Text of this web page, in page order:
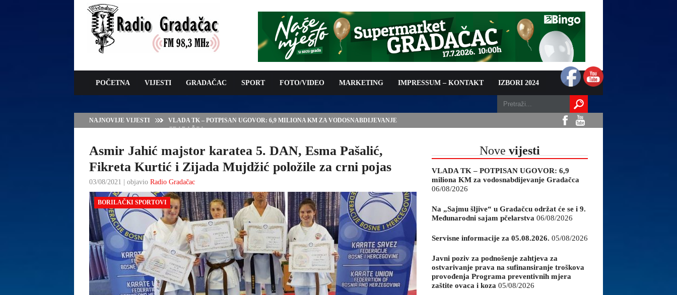
POČETNA VIJESTI GRADAČAC SPORT FOTO/VIDEO MARKETING IMPRESSUM – KONTAKT IZBORI 2024
NAJNOVIJE VIJESTI
VLADA TK – POTPISAN UGOVOR: 6,9 MILIONA KM ZA VODOSNABDIJEVANJE
GRADAČCA
Asmir Jahić majstor karatea 5. DAN, Esma Pašalić,
Fikreta Kurtić i Zijada Mujdžić položile za crni pojas
03/08/2021 | objavio Radio Gradačac
BORILAČKI SPORTOVI
Nove vijesti
VLADA TK – POTPISAN UGOVOR: 6,9
miliona KM za vodosnabdijevanje Gradačca
06/08/2026
Na „Sajmu šljive“ u Gradačcu održat će se i 9.
Međunarodni sajam pčelarstva 06/08/2026
Servisne informacije za 05.08.2026. 05/08/2026
Javni poziv za podnošenje zahtjeva za
ostvarivanje prava na sufinansiranje troškova
provođenja Programa preventivnih mjera
zaštite ovaca i koza 05/08/2026